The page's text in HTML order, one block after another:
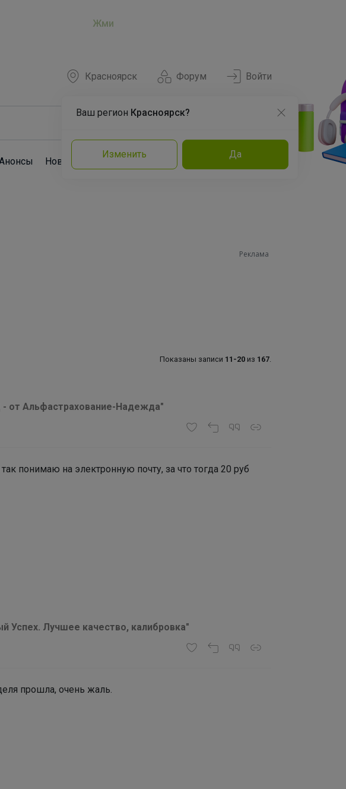
Жми
Форум
Красноярск
Ваш регион Красноярск?
Изменить Да
Войти
Новости Команда Эксперты
Реклама
Показаны записи 11-20 из 167.
от Альфастрахование-Надежда"
понимаю на электронную почту, за что тогда 20 руб
Успех. Лучшее качество, калибровка"
прошла, очень жаль.